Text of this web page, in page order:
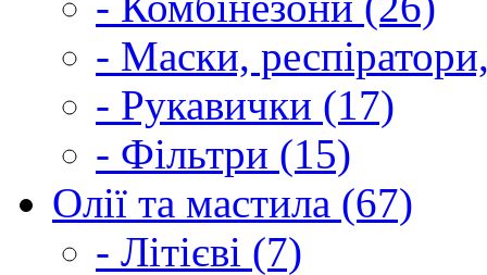
- Маски,
- Рукавички (17)
- Фільтри (15)
Олії та мастила (67)
- Літієві (7)